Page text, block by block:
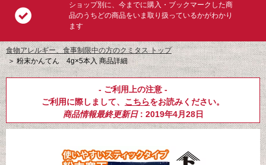
ショップ別に、今までに購入・ブックマークした商
品のうちどの商品をいま取り扱っているかがわかり
ます
食物アレルギー、食事制限中の方のクミタス トップ
＞粉末かんてん 4g×5本入 商品詳細
- ご利用上の注意 -
ご利用に際しまして、 こちらをお読みください。
商品情報最終更新日: 2019年4月28日